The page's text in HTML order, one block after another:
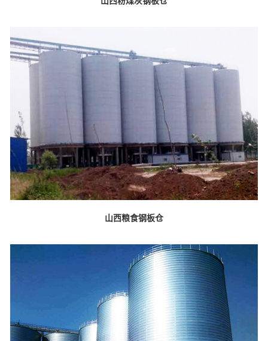
山西粮食钢板仓